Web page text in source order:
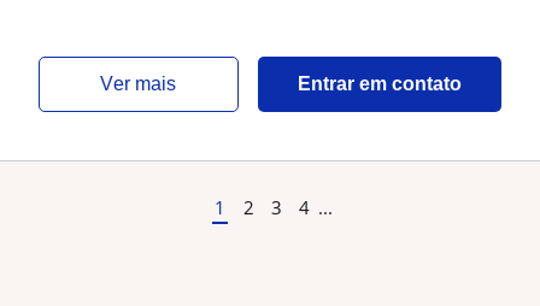
ver mais Entrar em contato
1 2 3 4 ...